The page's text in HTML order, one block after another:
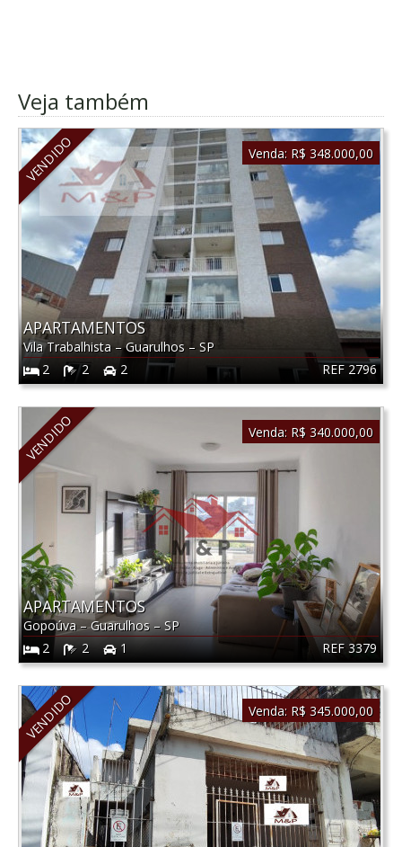
Veja também
VENDIDO
REF 2796
APARTAMENTOS
Vila Trabalhista –Guarulhos – SP
2
2 2
Venda: R$ 348.000,00
VENDIDO
REF 3379
APARTAMENTOS
Gopoúva –Guarulhos–SP
2
2 1
Venda: R$ 340.000,00
VENDIDO Venda: R$ 345.000,00